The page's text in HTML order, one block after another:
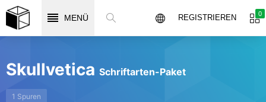
MENÜ 0
REGISTRIEREN
Skullvetica Schriftarten-Paket
1 Spuren